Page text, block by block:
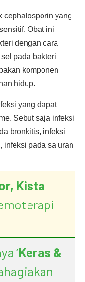
cephalosporin yang
Obat ini
dengan cara
pada bakteri
komponen
hidup.
yang dapat
Sebut saja infeksi
bronkitis, infeksi
infeksi pada saluran
Kista
‘Keras &